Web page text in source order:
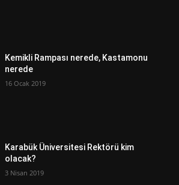
Kemikli Rampası nerede, Kastamonu
nerede
16 Ocak 2019
Karabük Üniversitesi Rektörü kim
olacak?
3 Nisan 2019